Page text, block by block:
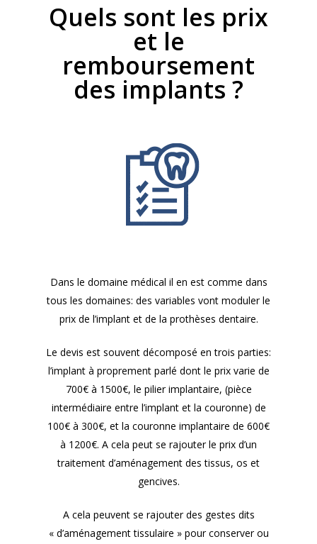
Quels sont les prix
et le
remboursement
des implants ?
Dans le domaine médical il en est comme dans
tous les domaines: des variables vont moduler le
prix de l’implant et de la prothèses dentaire.
Le devis est souvent décomposé en trois parties:
l’implant à proprement parlé dont le prix varie de
700€ à 1500€, le pilier implantaire, (pièce
intermédiaire entre l’implant et la couronne) de
100€ à 300€, et la couronne implantaire de 600€
à 1200€. A cela peut se rajouter le prix d’un
traitement d’aménagement des tissus, os et
gencives.
A cela peuvent se rajouter des gestes dits
« d’aménagement tissulaire » pour conserver ou